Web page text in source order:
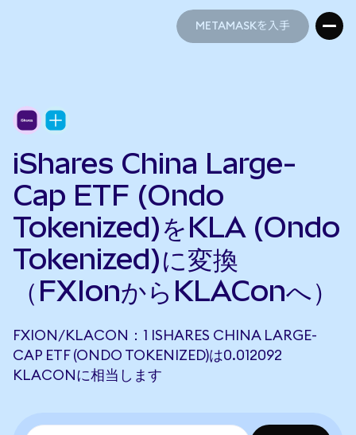
METAMASKを入手
iShares China Large-
Cap ETF (Ondo
Tokenized)をKLA (Ondo
Tokenized)に変換
（FXIonからKLAConへ）
FXION/KLACON：1 ISHARES CHINA LARGE-
CAP ETF (ONDO TOKENIZED)は0.012092
KLACONに相当します